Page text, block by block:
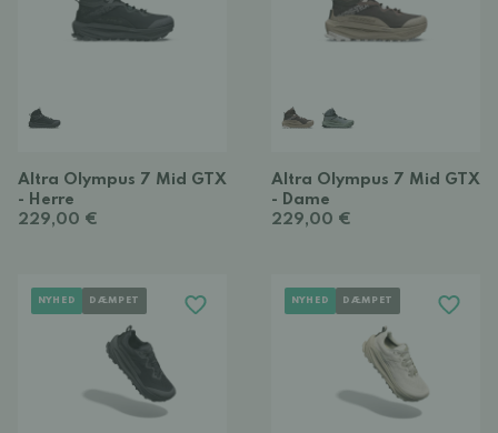
Altra Olympus 7 Mid GTX
- Herre
229,00 €
Altra Olympus 7 Mid GTX
- Dame
229,00 €
NYHED DÆMPET NYHED DÆMPET